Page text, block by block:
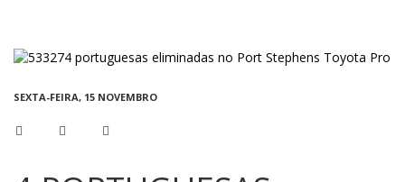
SEXTA-FEIRA, 15 NOVEMBRO